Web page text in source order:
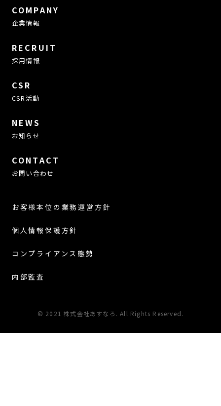
COMPANY
企業情報
RECRUIT
採用情報
CSR
CSR活動
NEWS
お知らせ
CONTACT
お問い合わせ
お客様本位の業務運営方針
個人情報保護方針
コンプライアンス態勢
内部監査
© 2021 株式会社あすなろ. All Rights Reserved.